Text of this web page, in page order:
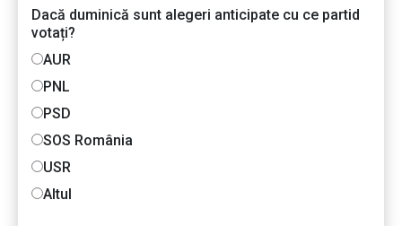
Dacă duminică sunt alegeri anticipate cu ce partid
votați?
AUR
PNL
PSD
SOS România
USR
Altul